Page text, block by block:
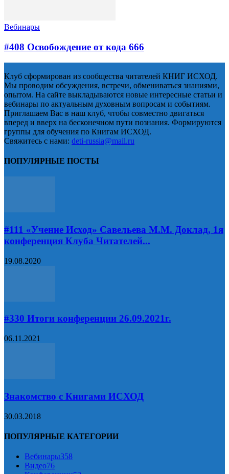
Вебинары
#408 Освобождение от кода 666
Клуб сформирован из сообщества читателей КНИГ ИСХОД.
Мы проводим обсуждения, встречи, обмениваться знаниями,
опытом. На сайте выкладываются новые интересные статьи и
вебинары по актуальным духовным вопросам и событиям.
Приглашаем Вас в наш клуб, чтобы совместно двигаться
вперед и вверх на бесконечном пути познания. Формируются
группы для обучения по Книгам ИСХОД.
Свяжитесь с нами: deti-russia@mail.ru
ПОПУЛЯРНЫЕ ПОСТЫ
#111 «Учение Исход» Савельева М.М. Доклад, 1я
конференция Клуба Читателей...
19.08.2020
#330 Итоги конференции 26.09.2021г.
06.11.2021
Знакомство с Книгами ИСХОД
30.03.2018
ПОПУЛЯРНЫЕ КАТЕГОРИИ
Вебинары358
Видео76